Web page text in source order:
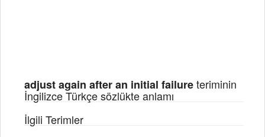
adjust again after an initial failureteriminin
İngilizce Türkçe sözlükte anlamı
İlgili Terimler